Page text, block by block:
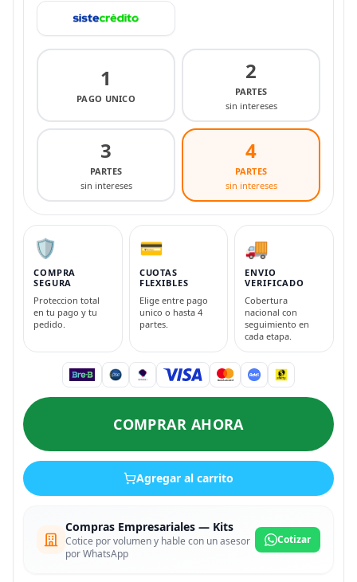
1
PAGO UNICO
2
PARTES
sin intereses
3
PARTES
sin intereses
4
PARTES
sin intereses
🛡️
COMPRA
SEGURA
Proteccion total
en tu pago y tu
pedido.
💳
CUOTAS
FLEXIBLES
Elige entre pago
unico o hasta 4
partes.
🚚
ENVIO
VERIFICADO
Cobertura
nacional con
seguimiento en
cada etapa.
COMPRAR AHORA
Agregar al carrito
Compras Empresariales — Kits
Cotice por volumen y hable con un asesor
por WhatsApp
Cotizar